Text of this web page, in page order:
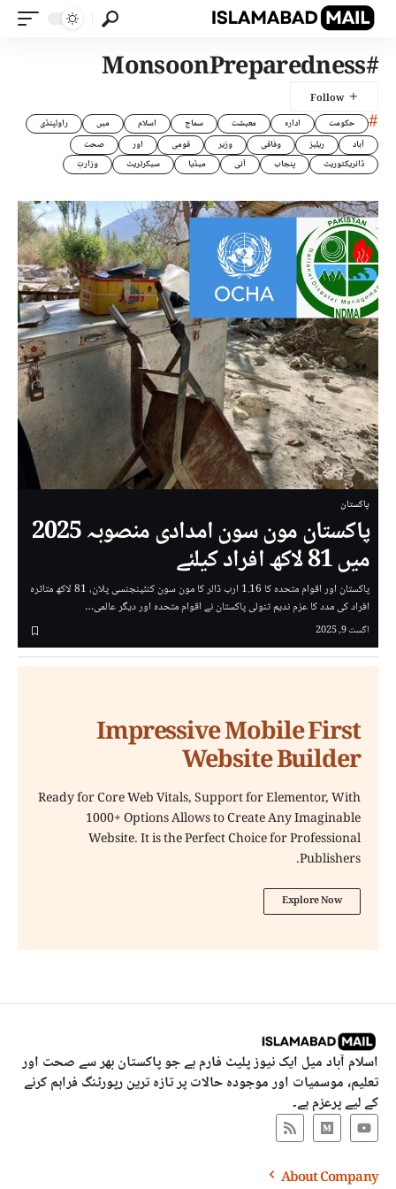
#MonsoonPreparedness
# حکومت ادارہ معیشت سماج اسلام میں
راولپنڈی
آباد
ریلیز وفاقی وزیر قومی اور
صحت
ڈائریکٹوریٹ
پنجاب آئی میڈیا سیکرٹریٹ وزارتِ
پاکستان
پاکستان مون سون امدادی منصوبہ 2025
میں 81 لاکھ افراد کیلئے
پاکستان اور اقوام متحدہ کا 1.16 ارب ڈالر کا مون سون کنٹینجنسی پلان، 81 لاکھ متاثرہ
افراد کی مدد کا عزم ندیم تنولی پاکستان نے اقوام متحدہ اور دیگر عالمی…
اگست 9, 2025
Impressive Mobile First
Website Builder
Ready for Core Web Vitals, Support for Elementor, With
1000+ Options Allows to Create Any Imaginable
Website. It is the Perfect Choice for Professional
Publishers.
Explore Now
اسلام آباد میل ایک نیوز پلیٹ فارم ہے جو پاکستان بھر سے صحت اور
تعلیم، موسمیات اور موجودہ حالات پر تازہ ترین رپورٹنگ فراہم کرنے
کے لیے پرعزم ہے۔
About Company